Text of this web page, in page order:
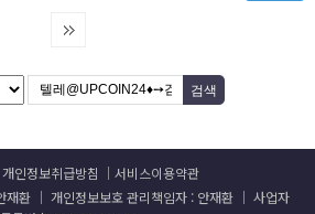
개인정보취급방침
서비스이용약관
재환 │ 개인정보보호 관리책임자 : 안재환 │ 사업자